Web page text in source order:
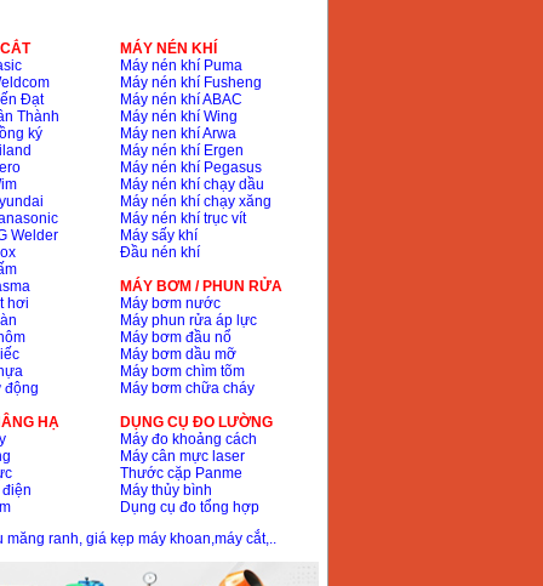
Đạt
Thành
ký
Welder
hơi
động
HẠ
MÁY NÉN KHÍ
Máy nén khí Puma
Máy nén khí Fusheng
Máy nén khí ABAC
Máy nén khí Wing
Máy nen khí Arwa
Máy nén khí Ergen
Máy nén khí Pegasus
Máy nén khí chạy dầu
Máy nén khí chạy xăng
Máy nén khí trục vít
Máy sấy khí
Đầu nén khí
MÁY BƠM / PHUN RỬA
Máy bơm nước
Máy phun rửa áp lực
Máy bơm đầu nổ
Máy bơm dầu mỡ
Máy bơm chìm tõm
Máy bơm chữa cháy
DỤNG CỤ ĐO LƯỜNG
Máy đo khoảng cách
Máy cân mực laser
Thước cặp Panme
Máy thủy bình
Dụng cụ đo tổng hợp
măng ranh, giá kẹp máy khoan,máy cắt,..